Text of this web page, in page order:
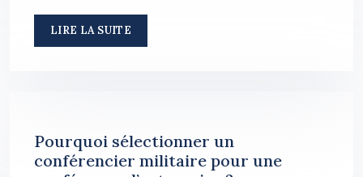
LIRE LA SUITE
Pourquoi sélectionner un
conférencier militaire pour une